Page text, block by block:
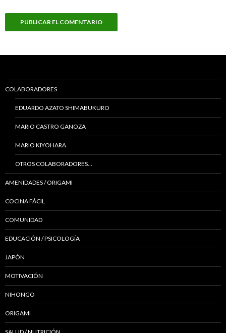
COLABORADORES
EDUARDO AZATO SHIMABUKURO
MARIO CASTRO GANOZA
MARIO KIYOHARA
OTROS COLABORADORES…
AMENIDADES / ORIGAMI
COCINA FÁCIL
COMUNIDAD
EDUCACIÓN / PSICOLOGÍA
JAPÓN
MOTIVACIÓN
NIHONGO
ORIGAMI